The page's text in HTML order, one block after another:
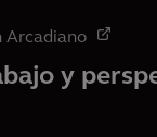
Arcadiano
y